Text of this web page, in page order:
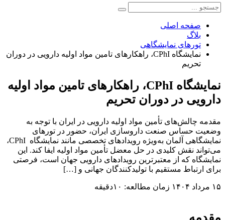
صفحه اصلی
بلاگ
تورهای نمایشگاهی
نمایشگاه CPhI، راهکارهای تامین مواد اولیه دارویی در دوران
تحریم
نمایشگاه CPhI، راهکارهای تامین مواد اولیه
دارویی در دوران تحریم
مقدمه چالش‌های تأمین مواد اولیه دارویی در ایران با توجه به
وضعیت حساس صنعت داروسازی ایران، حضور در تورهای
نمایشگاهی آلمان به‌ویژه رویدادهای تخصصی مانند نمایشگاه CPhI،
می‌تواند نقش کلیدی در حل معضل تأمین مواد اولیه ایفا کند. این
نمایشگاه که از معتبرترین رویدادهای دارویی جهان است، فرصتی
برای ارتباط مستقیم با تولیدکنندگان جهانی و […]
۱۵ مرداد ۱۴۰۴ زمان مطالعه: ۱۰دقیقه